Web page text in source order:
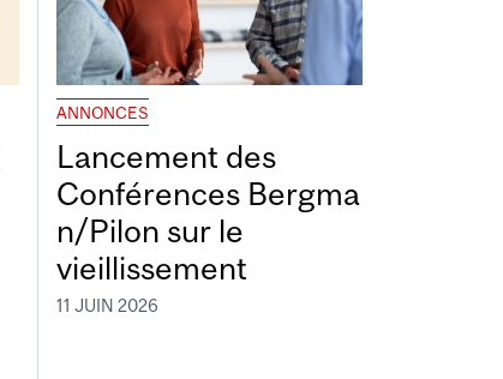
ANNONCES
Lancement des
Conférences Bergma
n/Pilon sur le
vieillissement
11 JUIN 2026